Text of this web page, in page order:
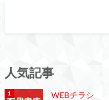
人気記事
WEBチラシ